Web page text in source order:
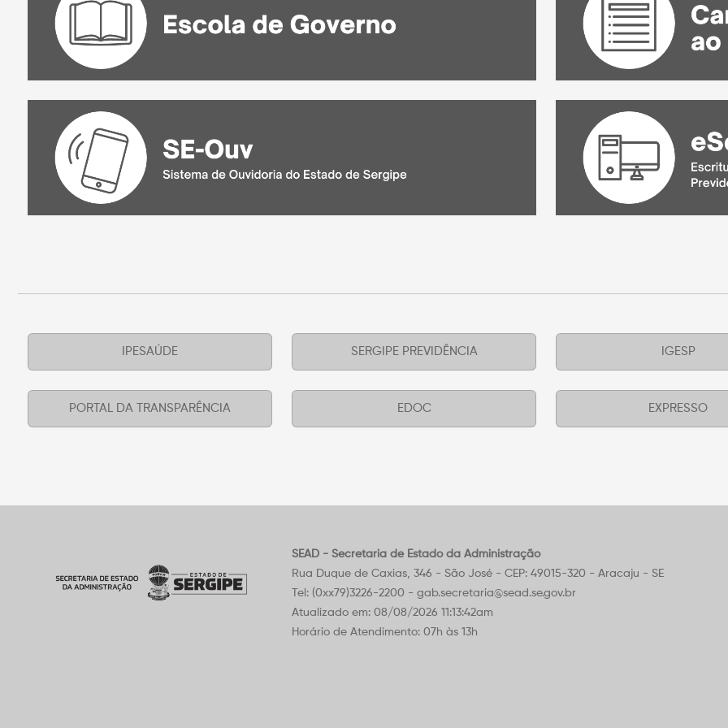
IPESAÚDE SERGIPE PREVIDÊNCIA IGESP
PORTAL DA TRANSPARÊNCIA EDOC EXPRESSO
SEAD - Secretaria de Estado da Administração
Rua Duque de Caxias, 346 - São José - CEP: 49015-320 - Aracaju - SE
Tel: (0xx79)3226-2200 - gab.secretaria@sead.se.gov.br
Atualizado em: 08/08/2026 11:13:42am
Horário de Atendimento: 07h às 13h